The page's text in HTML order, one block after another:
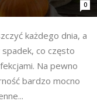
0
każdego dnia, a
co często
Na pewno
bardzo mocno